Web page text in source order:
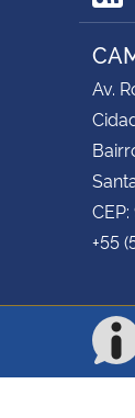
Av.
+55